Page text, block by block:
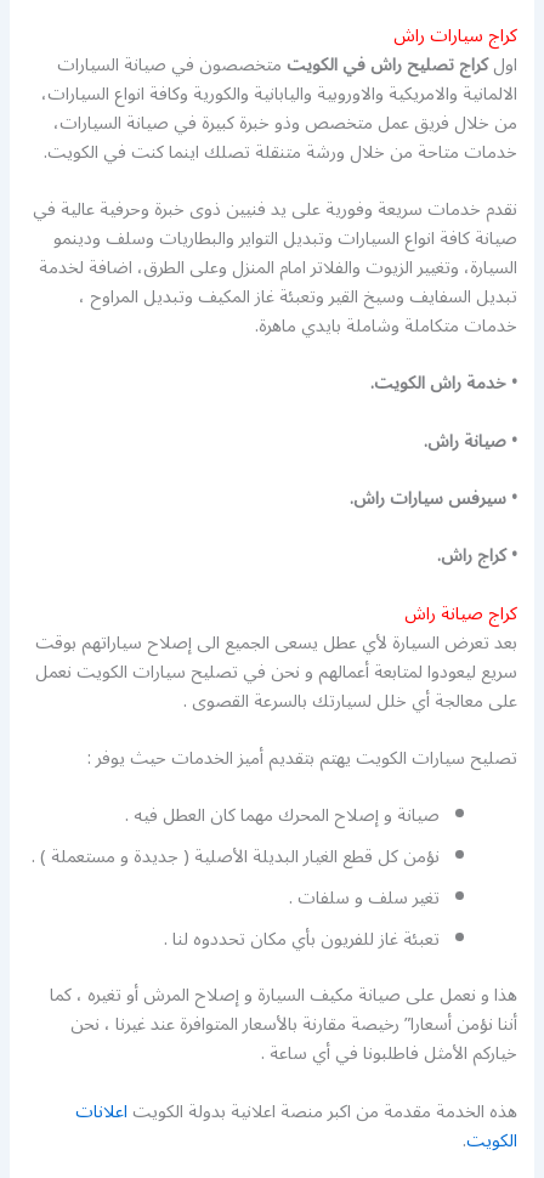
كراج سيارات راش
اولكراج تصليح راش في الكويتمتخصصون في صيانة السيارات
الالمانية والامريكية والاوروبية واليابانية والكورية وكافة انواع السيارات،
من خلال فريق عمل متخصص وذو خبرة كبيرة في صيانة السيارات،
خدمات متاحة من خلال ورشة متنقلة تصلك اينما كنت في الكويت.
نقدم خدمات سريعة وفورية على يد فنيين ذوى خبرة وحرفية عالية في
صيانة كافة انواع السيارات وتبديل التواير والبطاريات وسلف ودينمو
السيارة، وتغيير الزيوت والفلاتر امام المنزل وعلى الطرق، اضافة لخدمة
تبديل السفايف وسيخ القير وتعبئة غاز المكيف وتبديل المراوح ،
خدمات متكاملة وشاملة بايدي ماهرة.
• خدمة راش الكويت.
• صيانة راش.
• سيرفس سيارات راش.
• كراج راش.
كراج صيانة راش
بعد تعرض السيارة لأي عطل يسعى الجميع الى إصلاح سياراتهم بوقت
سريع ليعودوا لمتابعة أعمالهم و نحن في تصليح سيارات الكويت نعمل
على معالجة أي خلل لسيارتك بالسرعة القصوى .
تصليح سيارات الكويت يهتم بتقديم أميز الخدمات حيث يوفر :
صيانة و إصلاح المحرك مهما كان العطل فيه .
نؤمن كل قطع الغيار البديلة الأصلية ( جديدة و مستعملة ) .
تغير سلف و سلفات .
تعبئة غاز للفريون بأي مكان تحددوه لنا .
هذا و نعمل على صيانة مكيف السيارة و إصلاح المرش أو تغيره ، كما
أننا نؤمن أسعارا” رخيصة مقارنة بالأسعار المتوافرة عند غيرنا ، نحن
خياركم الأمثل فاطلبونا في أي ساعة .
هذه الخدمة مقدمة من اكبر منصة اعلانية بدولة الكويتاعلانات
الكويت.